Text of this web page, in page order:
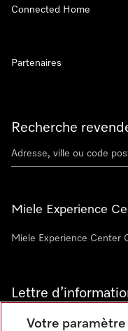
Recherche
Miele Experience
Miele Experience Center
Lettre
Connected Home
Partenaires
Votre